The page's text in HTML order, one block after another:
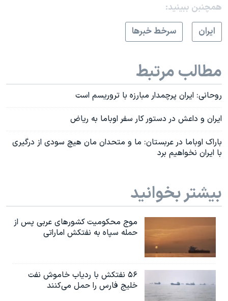
همچنبن ببینید:
ايران
سرخط خبرها
مطالب مرتبط
روحانی: ایران پرچمدار مبارزه با تروریسم است
ایران و داعش در دستور کار سفر اوباما به ریاض
باراک اوباما در عربستان: ما و متحدان مان هیچ سودی از درگیری
با ایران نخواهیم برد
بیشتر بخوانید
موج محکومیت کشورهای عربی پس از
حمله سپاه به نفتکش اماراتی
۵۶ نفتکش با ردیاب خاموش نفت
خلیج فارس را حمل می‌کنند